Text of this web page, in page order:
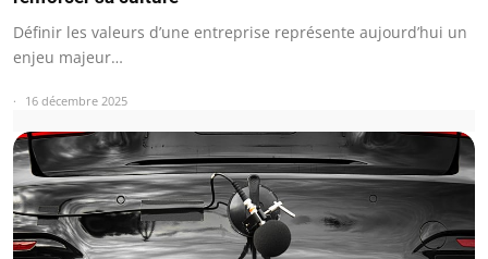
Définir les valeurs d’une entreprise représente aujourd’hui un
enjeu majeur…
16 décembre 2025